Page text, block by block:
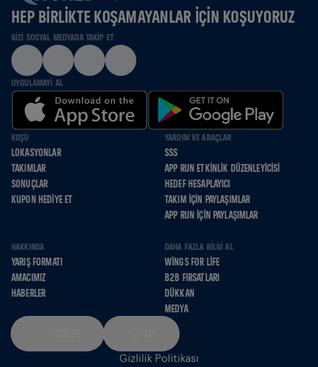
HEP BIRLIKTE KOŞAMAYANLAR IÇIN KOŞUYORUZ
BIZI SOSYAL MEDYADA TAKIP ET
UYGULAMAYI AL
KOŞU
LOKASYONLAR
TAKIMLAR
SONUÇLAR
KUPON HEDIYE ET
YARDIM VE ARAÇLAR
SSS
APP RUN ETKINLIK DÜZENLEYICISI
HEDEF HESAPLAYICI
TAKIM İÇIN PAYLAŞIMLAR
APP RUN İÇIN PAYLAŞIMLAR
HAKKINDA
YARIŞ FORMATI
AMACIMIZ
HABERLER
DAHA FAZLA BILGI AL
WINGS FOR LIFE
B2B FIRSATLARI
DÜKKAN
MEDYA
Gizlilik Politikası